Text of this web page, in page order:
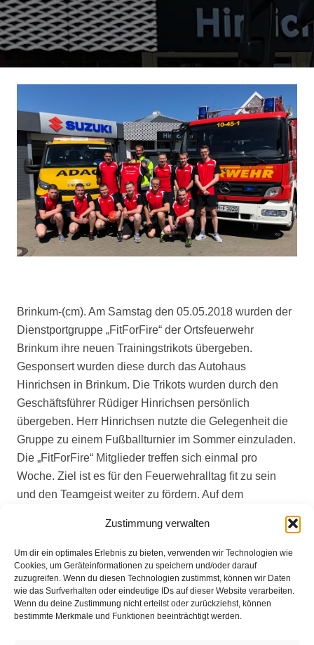
Zustimmung verwalten
Um dir ein optimales Erlebnis zu bieten, verwenden wir Technologien wie
Cookies, um Geräteinformationen zu speichern und/oder darauf
zuzugreifen. Wenn du diesen Technologien zustimmst, können wir Daten
wie das Surfverhalten oder eindeutige IDs auf dieser Website verarbeiten.
Wenn du deine Zustimmung nicht erteilst oder zurückziehst, können
bestimmte Merkmale und Funktionen beeinträchtigt werden.
Brinkum-(cm). Am Samstag den 05.05.2018 wurden der
Dienstportgruppe „FitForFire“ der Ortsfeuerwehr
Brinkum ihre neuen Trainingstrikots übergeben.
Gesponsert wurden diese durch das Autohaus
Hinrichsen in Brinkum. Die Trikots wurden durch den
Geschäftsführer Rüdiger Hinrichsen persönlich
übergeben. Herr Hinrichsen nutzte die Gelegenheit die
Gruppe zu einem Fußballturnier im Sommer einzuladen.
Die „FitForFire“ Mitglieder treffen sich einmal pro
Woche. Ziel ist es für den Feuerwehralltag fit zu sein
und den Teamgeist weiter zu fördern. Auf dem
Schwimmen oder spezielle Feuerwehr-
Trainingsparkours. Mit den neuen Trikots können die
Mitglieder zukünftig in einem einheitlichen und
modernen Outfit ihre Dienste verrichten oder auch an
Turnieren teilnehmen.